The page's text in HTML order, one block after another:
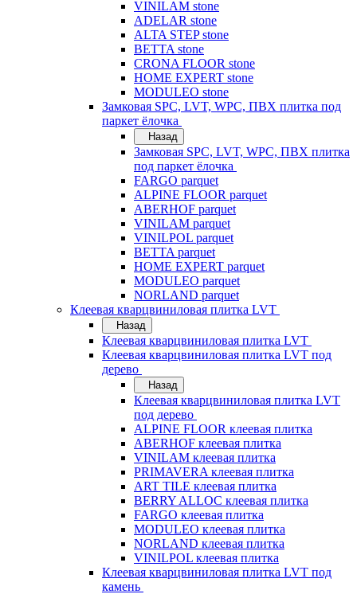
VINILAM stone
ADELAR stone
ALTA STEP stone
BETTA stone
CRONA FLOOR stone
HOME EXPERT stone
MODULEO stone
Замковая SPC, LVT, WPC, ПВХ плитка под
паркет ёлочка
Назад
Замковая SPC, LVT, WPC, ПВХ плитка
под паркет ёлочка
FARGO parquet
ALPINE FLOOR parquet
ABERHOF parquet
VINILAM parquet
VINILPOL parquet
BETTA parquet
HOME EXPERT parquet
MODULEO parquet
NORLAND parquet
Клеевая кварцвиниловая плитка LVT
Назад
Клеевая кварцвиниловая плитка LVT
Клеевая кварцвиниловая плитка LVT под
дерево
Назад
Клеевая кварцвиниловая плитка LVT
под дерево
ALPINE FLOOR клеевая плитка
ABERHOF клеевая плитка
VINILAM клеевая плитка
PRIMAVERA клеевая плитка
ART TILE клеевая плитка
BERRY ALLOC клеевая плитка
FARGO клеевая плитка
MODULEO клеевая плитка
NORLAND клеевая плитка
VINILPOL клеевая плитка
Клеевая кварцвиниловая плитка LVT под
камень